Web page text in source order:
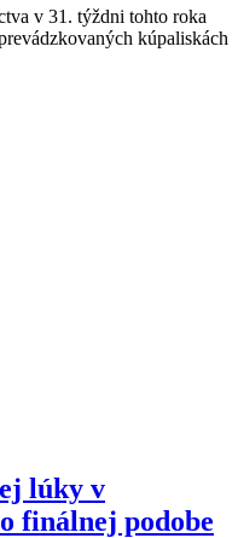
v 31. týždni tohto roka
kúpaliskách
lúky v
finálnej podobe